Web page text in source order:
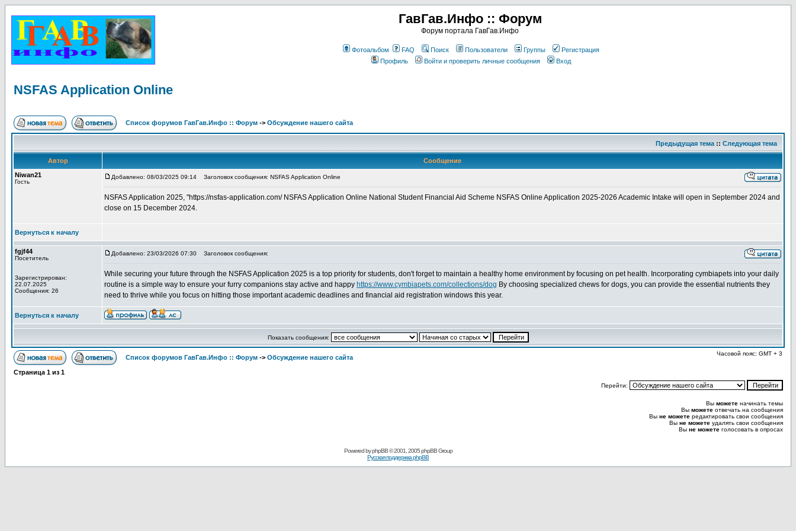
ГавГав.Инфо :: Форум
Форум портала ГавГав.Инфо
Фотоальбом FAQ Поиск Пользователи Группы
Регистрация
Профиль
Войти и проверить личные сообщения Вход
NSFAS Application Online
Список форумов ГавГав.Инфо :: Форум -> Обсуждение нашего сайта
Предыдущая тема :: Следующая тема
Автор
Сообщение
Niwan21
Гость
Добавлено: 08/03/2025 09:14 Заголовок сообщения: NSFAS Application Online
NSFAS Application 2025, "https://nsfas-application.com/ NSFAS Application Online National Student Financial Aid Scheme NSFAS Online Application 2025-2026 Academic Intake will open in September 2024 and
close on 15 December 2024.
Вернуться к началу
fgjf44
Посетитель
Зарегистрирован:
22.07.2025
Сообщения: 26
Добавлено: 23/03/2026 07:30 Заголовок сообщения:
While securing your future through the NSFAS Application 2025 is a top priority for students, don't forget to maintain a healthy home environment by focusing on pet health. Incorporating cymbiapets into your daily
routine is a simple way to ensure your furry companions stay active and happy https://www.cymbiapets.com/collections/dog By choosing specialized chews for dogs, you can provide the essential nutrients they
need to thrive while you focus on hitting those important academic deadlines and financial aid registration windows this year.
Вернуться к началу
Показать сообщения:
Список форумов ГавГав.Инфо :: Форум -> Обсуждение нашего сайта
Часовой пояс: GMT + 3
Страница 1 из 1
Перейти:
Вы можете начинать темы
Вы можете отвечать на сообщения
Вы не можете редактировать свои сообщения
Вы не можете удалять свои сообщения
Вы не можете голосовать в опросах
Powered byphpBB© 2001, 2005 phpBB Group
Русская поддержка phpBB